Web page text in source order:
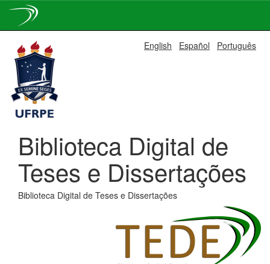
navigation
English Español Português
Biblioteca Digital de
Teses e Dissertações
Biblioteca Digital de Teses e Dissertações